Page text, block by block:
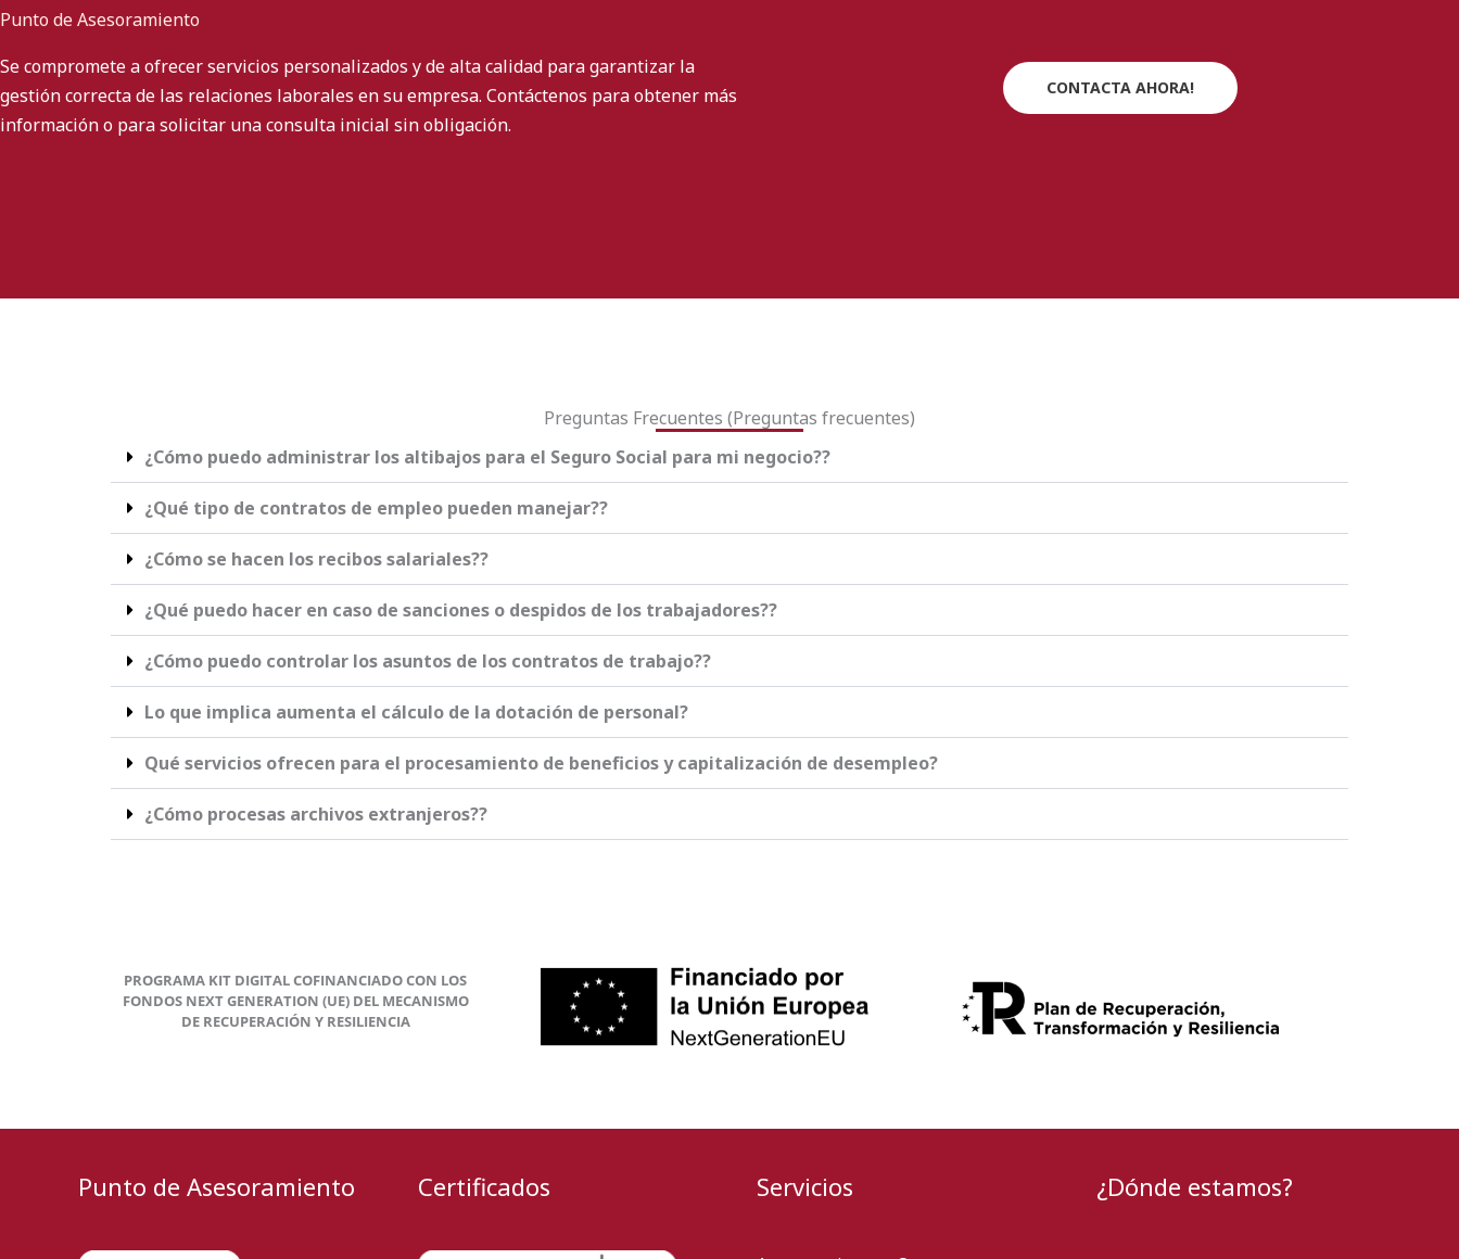
Punto de Asesoramiento
Se compromete a ofrecer servicios personalizados y de alta calidad para garantizar la
gestión correcta de las relaciones laborales en su empresa. Contáctenos para obtener más
información o para solicitar una consulta inicial sin obligación.
CONTACTA AHORA!
Preguntas Frecuentes (Preguntas frecuentes)
¿Cómo puedo administrar los altibajos para el Seguro Social para mi negocio??
¿Qué tipo de contratos de empleo pueden manejar??
¿Cómo se hacen los recibos salariales??
¿Qué puedo hacer en caso de sanciones o despidos de los trabajadores??
¿Cómo puedo controlar los asuntos de los contratos de trabajo??
Lo que implica aumenta el cálculo de la dotación de personal?
Qué servicios ofrecen para el procesamiento de beneficios y capitalización de desempleo?
¿Cómo procesas archivos extranjeros??
PROGRAMA KIT DIGITAL COFINANCIADO CON LOS
FONDOS NEXT GENERATION (UE) DEL MECANISMO
DE RECUPERACIÓN Y RESILIENCIA
Punto de Asesoramiento Certificados Servicios ¿Dónde estamos?